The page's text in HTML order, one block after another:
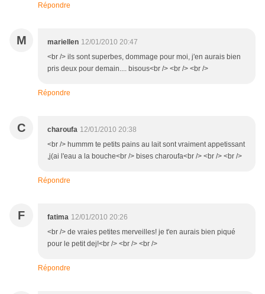
Répondre
M mariellen 12/01/2010 20:47
<br /> ils sont superbes, dommage pour moi, j'en aurais bien
pris deux pour demain.... bisous<br /> <br /> <br />
Répondre
C charoufa 12/01/2010 20:38
<br /> hummm te petits pains au lait sont vraiment appetissant
,j(ai l'eau a la bouche<br /> bises charoufa<br /> <br /> <br />
Répondre
F fatima 12/01/2010 20:26
<br /> de vraies petites merveilles! je t'en aurais bien piqué
pour le petit dej!<br /> <br /> <br />
Répondre